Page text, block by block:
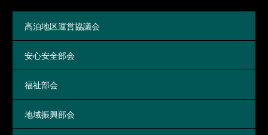
高泊地区運営協議会
安心安全部会
福祉部会
地域振興部会